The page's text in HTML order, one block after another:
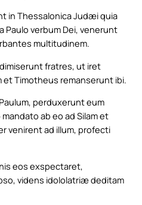
in Thessalonica Judæi quia
verbum Dei, venerunt
multitudinem.
fratres, ut iret
et Timotheus remanserunt ibi.
perduxerunt eum
ab eo ad Silam et
venirent ad illum, profecti
eos exspectaret,
videns idololatriæ deditam